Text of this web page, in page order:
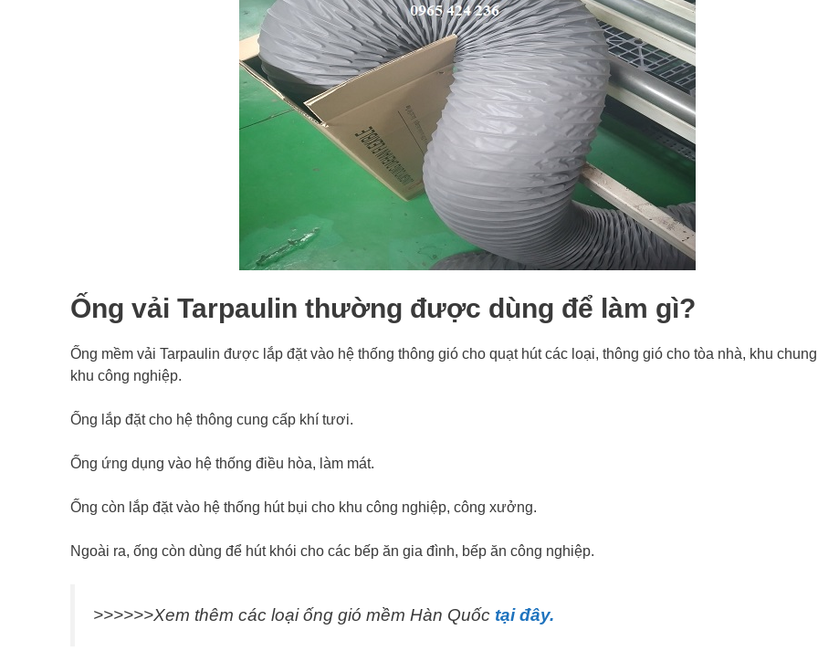
Ống vải Tarpaulin thường được dùng để làm gì?
Ống mềm vải Tarpaulin được lắp đặt vào hệ thống thông gió cho quạt hút các loại, thông gió cho tòa nhà, khu
khu công nghiệp.
Ống lắp đặt cho hệ thông cung cấp khí tươi.
Ống ứng dụng vào hệ thống điều hòa, làm mát.
Ống còn lắp đặt vào hệ thống hút bụi cho khu công nghiệp, công xưởng.
Ngoài ra, ống còn dùng để hút khói cho các bếp ăn gia đình, bếp ăn công nghiệp.
>>>>>>Xem thêm các loại ống gió mềm Hàn Quốc tại đây.